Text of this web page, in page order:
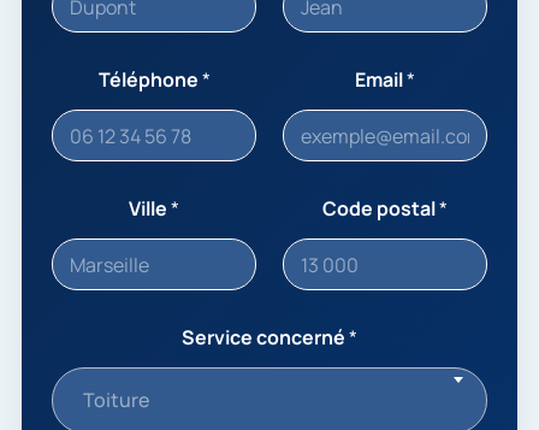
Téléphone* Email*
Ville* Code postal*
Service concerné*
Toiture